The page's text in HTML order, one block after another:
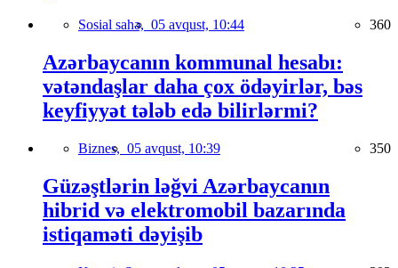
Sosial sahə, 05 avqust, 10:44 360
Azərbaycanın kommunal hesabı:
vətəndaşlar daha çox ödəyirlər, bəs
keyfiyyət tələb edə bilirlərmi?
Biznes, 05 avqust, 10:39 350
Güzəştlərin ləğvi Azərbaycanın
hibrid və elektromobil bazarında
istiqaməti dəyişib